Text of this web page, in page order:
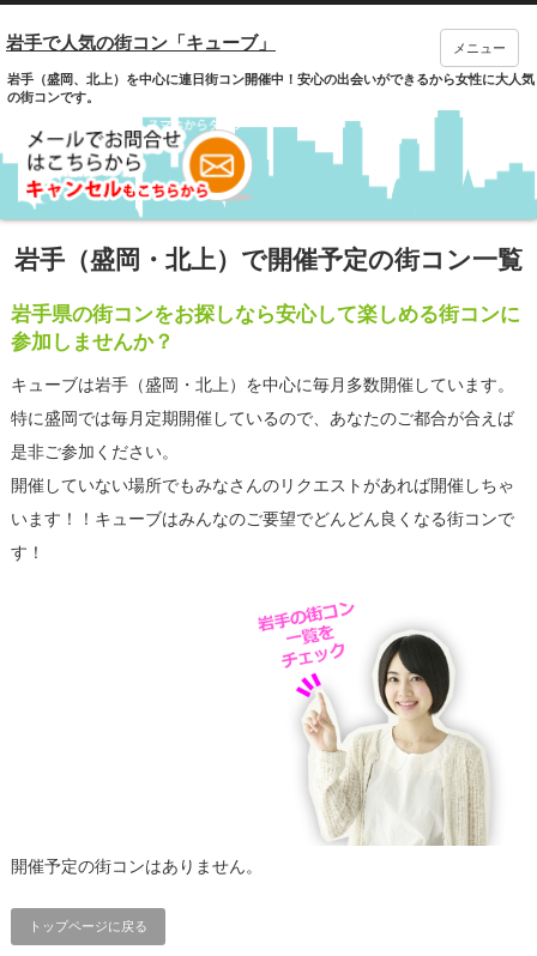
岩手で人気の街コン「キューブ」
岩手（盛岡、北上）を中心に連日街コン開催中！安心の出会いができるから女性に大人気
の街コンです。
メニュー
岩手（盛岡・北上）で開催予定の街コン一覧
岩手県の街コンをお探しなら安心して楽しめる街コンに
参加しませんか？
キューブは岩手（盛岡・北上）を中心に毎月多数開催しています。
特に盛岡では毎月定期開催しているので、あなたのご都合が合えば
是非ご参加ください。
開催していない場所でもみなさんのリクエストがあれば開催しちゃ
います！！キューブはみんなのご要望でどんどん良くなる街コンで
す！
開催予定の街コンはありません。
トップページに戻る